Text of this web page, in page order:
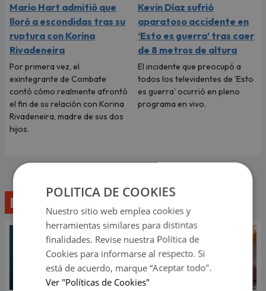
Mario Hart admitió que
lloró a escondidas tras su
ruptura con Korina
Rivadeneira
Por primera vez, el
exintegrante de Combate
contó cómo realmente afrontó
el fin de su relación con Korina
Rivadeneira, madre de sus dos
hijos.
Kevin Díaz sufrió
aparatoso accidente en
‘Esto es guerra’ tras caer
de 8 metros de altura
El incidente que preocupó a
todos los televidentes de 'Esto
es guerra' ocurrió en pleno
programa en vivo.
Lo último
POLITICA DE COOKIES
Nuestro sitio web emplea cookies y
herramientas similares para distintas
finalidades. Revise nuestra Política de
Cookies para informarse al respecto. Si
está de acuerdo, marque “Aceptar todo".
Ver "Políticas de Cookies"